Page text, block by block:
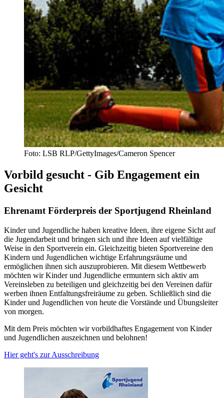
Foto: LSB RLP/GettyImages/Cameron Spencer
Vorbild gesucht - Gib Engagement ein
Gesicht
Ehrenamt Förderpreis der Sportjugend Rheinland
Kinder und Jugendliche haben kreative Ideen, ihre eigene Sicht auf
die Jugendarbeit und bringen sich und ihre Ideen auf vielfältige
Weise in den Sportverein ein. Gleichzeitig bieten Sportvereine den
Kindern und Jugendlichen wichtige Erfahrungsräume und
ermöglichen ihnen sich auszuprobieren. Mit diesem Wettbewerb
möchten wir Kinder und Jugendliche ermuntern sich aktiv am
Vereinsleben zu beteiligen und gleichzeitig bei den Vereinen dafür
werben ihnen Entfaltungsfreiräume zu geben. Schließlich sind die
Kinder und Jugendlichen von heute die Vorstände und Übungsleiter
von morgen.
Mit dem Preis möchten wir vorbildhaftes Engagement von Kinder
und Jugendlichen auszeichnen und belohnen!
Hier geht's zur Ausschreibung